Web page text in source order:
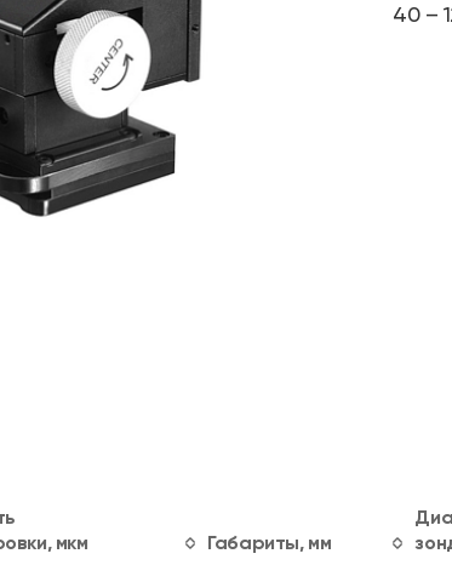
40 –
мкм
Габариты, мм